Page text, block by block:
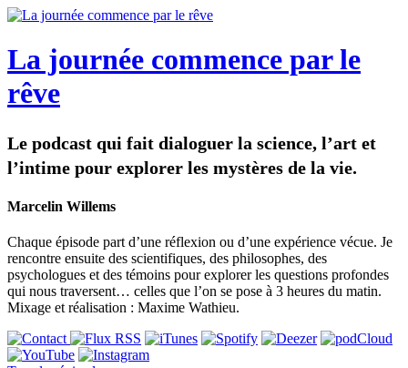
La journée commence par le
rêve
Le podcast qui fait dialoguer la science, l’art et
l’intime pour explorer les mystères de la vie.
Marcelin Willems
Chaque épisode part d’une réflexion ou d’une expérience vécue. Je
rencontre ensuite des scientifiques, des philosophes, des
psychologues et des témoins pour explorer les questions profondes
qui nous traversent… celles que l’on se pose à 3 heures du matin.
Mixage et réalisation : Maxime Wathieu.